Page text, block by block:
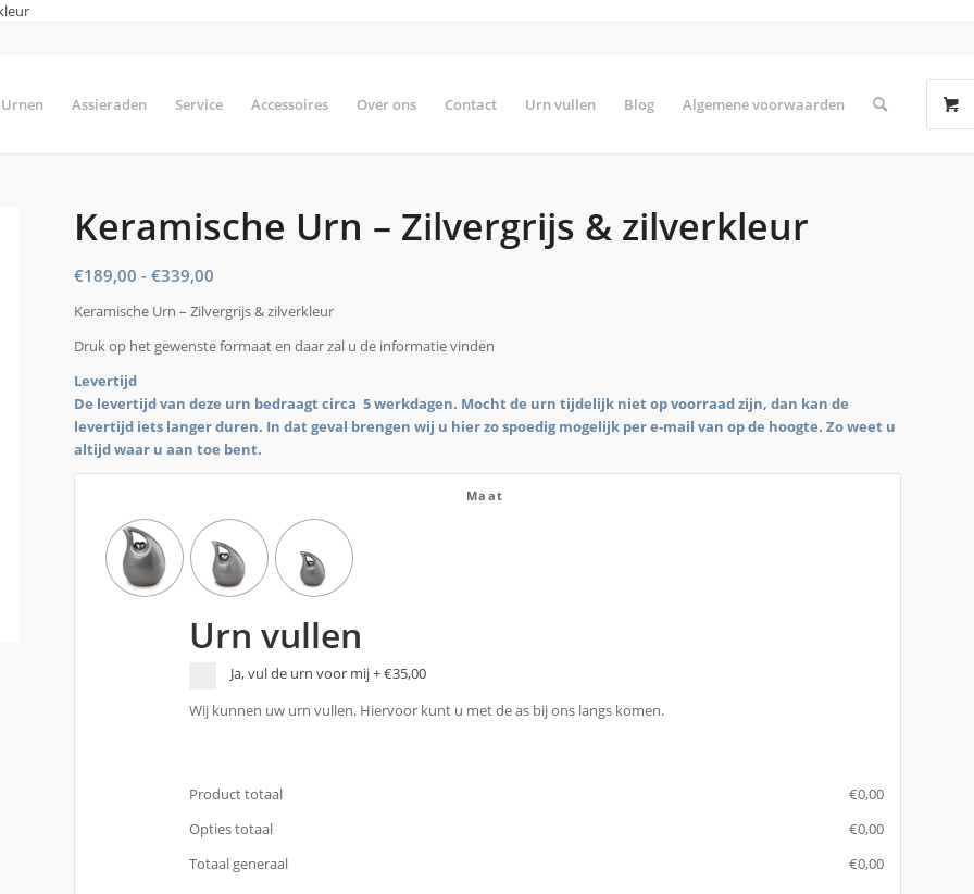
Urnen Assieraden Service Accessoires Over ons Contact Urn vullen Blog Algemene voorwaarden
Keramische Urn – Zilvergrijs & zilverkleur
€189,00 - €339,00
€189,00
tot
€339,00
Keramische Urn – Zilvergrijs & zilverkleur
Druk op het gewenste formaat en daar zal u de informatie vinden
Levertijd
De levertijd van deze urn bedraagt circa 5 werkdagen. Mocht de urn tijdelijk niet op voorraad zijn, dan kan de
levertijd iets langer duren. In dat geval brengen wij u hier zo spoedig mogelijk per e-mail van op de hoogte. Zo weet u
altijd waar u aan toe bent.
Maat
Urn vullen
Ja, vul de urn voor mij+€35,00
Wij kunnen uw urn vullen. Hiervoor kunt u met de as bij ons langs komen.
Product totaal €‎0,00
Opties totaal
€‎0,00
Totaal generaal
€‎0,00